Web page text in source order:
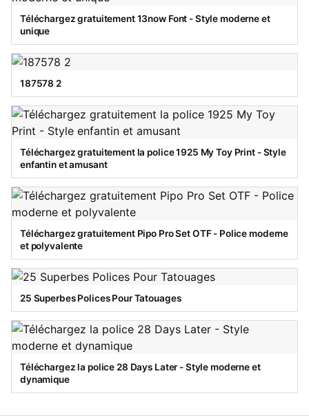
Téléchargez gratuitement 13now Font - Style moderne et
unique
187578 2
Téléchargez gratuitement la police 1925 My Toy Print - Style
enfantin et amusant
Téléchargez gratuitement Pipo Pro Set OTF - Police moderne
et polyvalente
25 Superbes Polices Pour Tatouages
Téléchargez la police 28 Days Later - Style moderne et
dynamique